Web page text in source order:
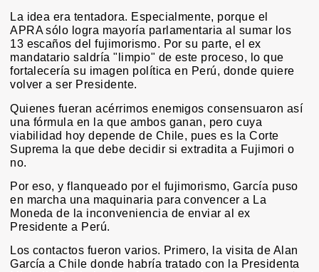
La idea era tentadora. Especialmente, porque el
APRA sólo logra mayoría parlamentaria al sumar los
13 escaños del fujimorismo. Por su parte, el ex
mandatario saldría "limpio" de este proceso, lo que
fortalecería su imagen política en Perú, donde quiere
volver a ser Presidente.
Quienes fueran acérrimos enemigos consensuaron así
una fórmula en la que ambos ganan, pero cuya
viabilidad hoy depende de Chile, pues es la Corte
Suprema la que debe decidir si extradita a Fujimori o
no.
Por eso, y flanqueado por el fujimorismo, García puso
en marcha una maquinaria para convencer a La
Moneda de la inconveniencia de enviar al ex
Presidente a Perú.
Los contactos fueron varios. Primero, la visita de Alan
García a Chile donde habría tratado con la Presidenta